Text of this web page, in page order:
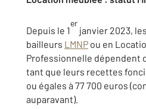
Depuis le 1
er
janvier 2023,
bailleurs LMNP ou en
Professionnelle dépendent
tant que leurs recettes
ou égales à 77 700 euros
auparavant).